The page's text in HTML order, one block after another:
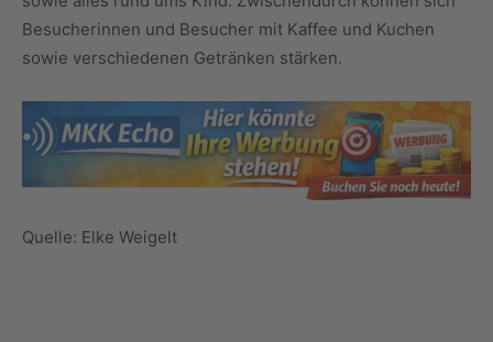
Besucherinnen und Besucher mit Kaffee und Kuchen
sowie verschiedenen Getränken stärken.
Quelle: Elke Weigelt